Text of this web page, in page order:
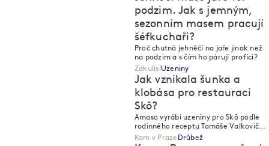
podzim. Jak s jemným,
sezonním masem pracují
šéfkuchaři?
Proč chutná jehněčí na jaře jinak než
na podzim a s čím ho párují profíci?
ZákulisíUzeniny
Jak vznikala šunka a
klobása pro restauraci
Skô?
Amaso vyrábí uzeniny pro Skô podle
rodinného receptu Tomáše Valkoviče.
Šunku vyvíjeli rok, klobása musela být
nedokonalá.
Kam v Praze Drůbež